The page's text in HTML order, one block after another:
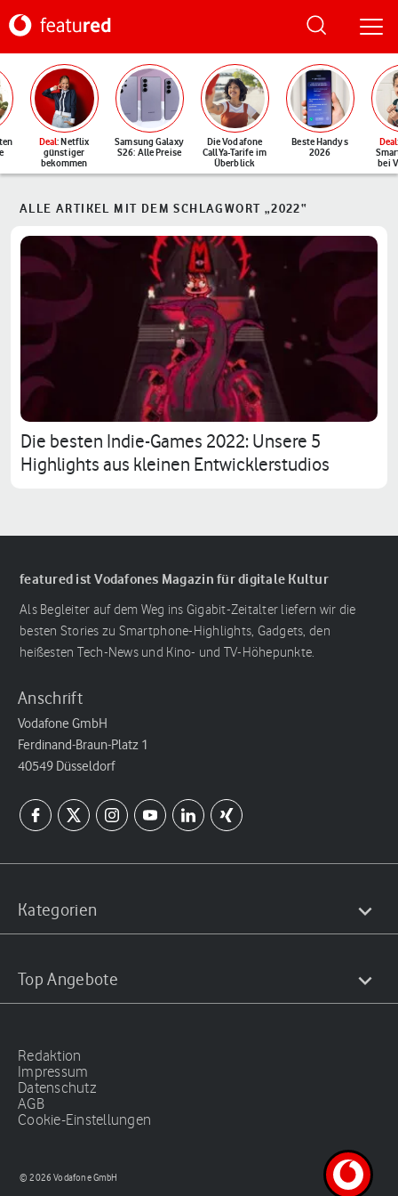
Deal: Netflix
günstiger
bekommen
Samsung Galaxy
S26: Alle Preise
Die Vodafone
CallYa-Tarife im
Überblick
Beste Handys
2026
Deal
bei
ALLE ARTIKEL MIT DEM SCHLAGWORT „2022“
Die besten Indie-Games 2022: Unsere 5
Highlights aus kleinen Entwicklerstudios
featured ist Vodafones Magazin für digitale Kultur
Als Begleiter auf dem Weg ins Gigabit-Zeitalter liefern wir die
besten Stories zu Smartphone-Highlights, Gadgets, den
heißesten Tech-News und Kino- und TV-Höhepunkte.
Anschrift
Vodafone GmbH
Ferdinand-Braun-Platz 1
40549 Düsseldorf
Kategorien
Top Angebote
Redaktion
Impressum
Datenschutz
AGB
Cookie-Einstellungen
© 2026 Vodafone GmbH